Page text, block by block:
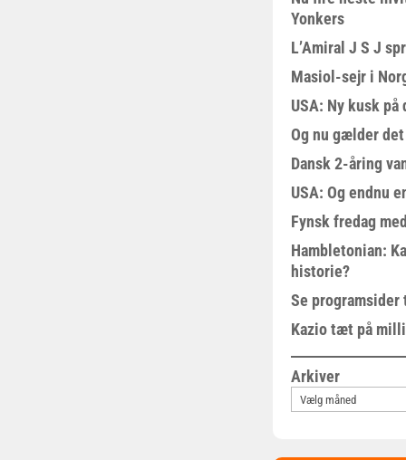
Yonkers
L’Amiral J S J
Masiol-sejr i
USA: Ny kusk på
Og nu gælder
Dansk 2-åring
USA: Og endnu
Fynsk fredag
Hambletonian:
historie?
Se
Kazio tæt på
Arkiver